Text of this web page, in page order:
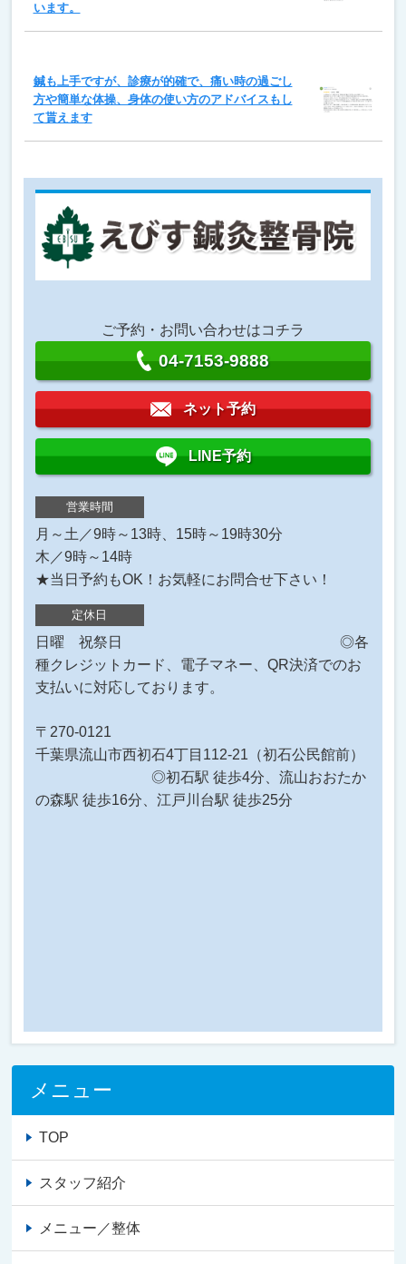
います。
鍼も上手ですが、診療が的確で、痛い時の過ごし
方や簡単な体操、身体の使い方のアドバイスもし
て貰えます
ご予約・お問い合わせはコチラ
04-7153-9888
ネット予約
LINE予約
営業時間
月～土／9時～13時、15時～19時30分
木／9時～14時
★当日予約もOK！お気軽にお問合せ下さい！
定休日
日曜 祝祭日 ◎各
種クレジットカード、電子マネー、QR決済でのお
支払いに対応しております。
〒270-0121
千葉県流山市西初石4丁目112-21（初石公民館前）
◎初石駅 徒歩4分、流山おおたか
の森駅 徒歩16分、江戸川台駅 徒歩25分
メニュー
TOP
スタッフ紹介
メニュー／整体